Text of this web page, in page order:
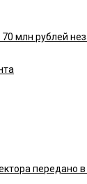
млн рублей
передано в